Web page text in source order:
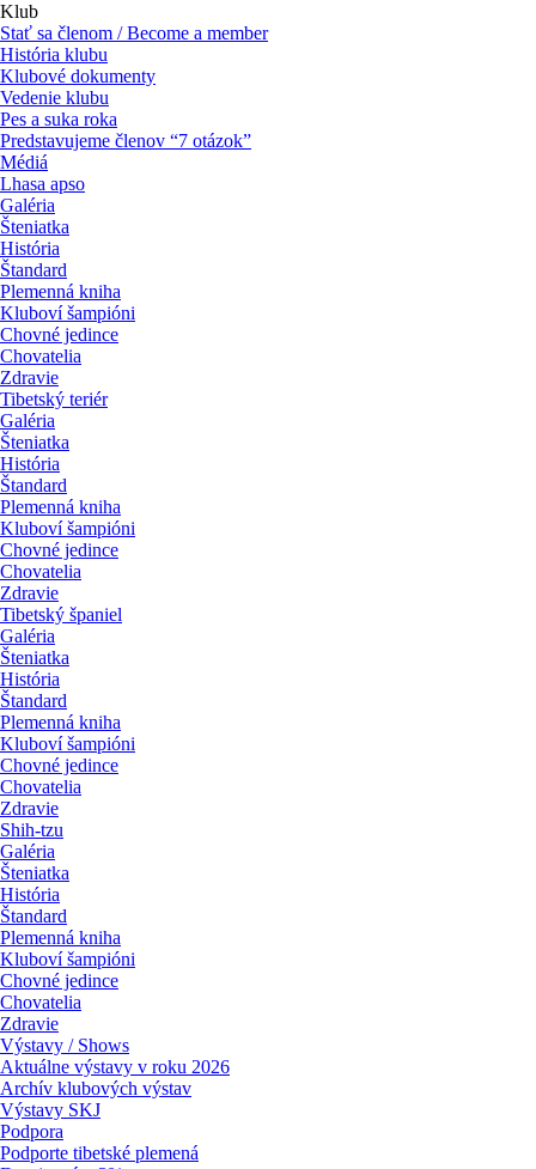
Klub
Stať sa členom / Become a member
História klubu
Klubové dokumenty
Vedenie klubu
Pes a suka roka
Predstavujeme členov “7 otázok”
Médiá
Lhasa apso
Galéria
Šteniatka
História
Štandard
Plemenná kniha
Kluboví šampióni
Chovné jedince
Chovatelia
Zdravie
Tibetský teriér
Galéria
Šteniatka
História
Štandard
Plemenná kniha
Kluboví šampióni
Chovné jedince
Chovatelia
Zdravie
Tibetský španiel
Galéria
Šteniatka
História
Štandard
Plemenná kniha
Kluboví šampióni
Chovné jedince
Chovatelia
Zdravie
Shih-tzu
Galéria
Šteniatka
História
Štandard
Plemenná kniha
Kluboví šampióni
Chovné jedince
Chovatelia
Zdravie
Výstavy / Shows
Aktuálne výstavy v roku 2026
Archív klubových výstav
Výstavy SKJ
Podpora
Podporte tibetské plemená